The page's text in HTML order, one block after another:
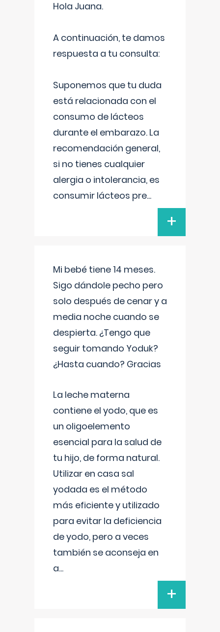
Hola Juana.
A continuación, te damos
respuesta a tu consulta:
Suponemos que tu duda
está relacionada con el
consumo de lácteos
durante el embarazo. La
recomendación general,
si no tienes cualquier
alergia o intolerancia, es
consumir lácteos pre...
+
Mi bebé tiene 14 meses.
Sigo dándole pecho pero
solo después de cenar y a
media noche cuando se
despierta. ¿Tengo que
seguir tomando Yoduk?
¿Hasta cuando? Gracias
La leche materna
contiene el yodo, que es
un oligoelemento
esencial para la salud de
tu hijo, de forma natural.
Utilizar en casa sal
yodada es el método
más eficiente y utilizado
para evitar la deficiencia
de yodo, pero a veces
también se aconseja en
a...
+